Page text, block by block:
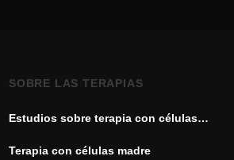
SOBRE LAS TERAPIAS
Estudios sobre terapia con células
Terapia con células madre